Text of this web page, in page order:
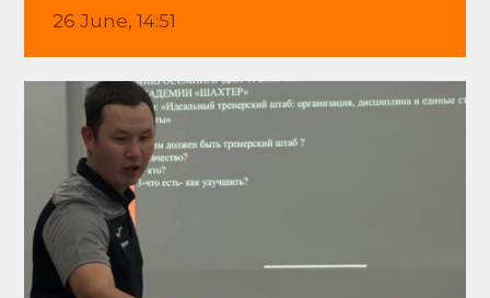
26 June, 14:51